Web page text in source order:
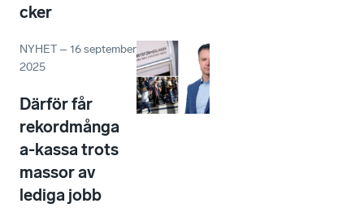
cker
NYHET –16 september
2025
Därför får
rekordmånga
a-kassa trots
massor av
lediga jobb